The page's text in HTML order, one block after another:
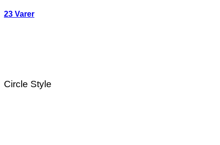
23 Varer
Circle Style